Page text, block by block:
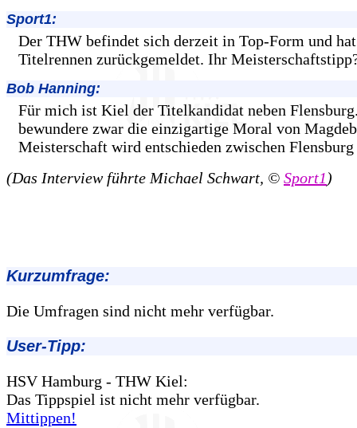
Sport1:
Der THW befindet sich derzeit in Top-Form und
Titelrennen zurückgemeldet. Ihr
Bob Hanning:
Für mich ist Kiel der Titelkandidat neben
bewundere zwar die einzigartige Moral von
Meisterschaft wird entschieden zwischen
(Das Interview führte Michael Schwart, © Sport1)
Kurzumfrage:
Die Umfragen sind nicht mehr verfügbar.
User-Tipp:
HSV Hamburg - THW Kiel:
Das Tippspiel ist nicht mehr verfügbar.
Mittippen!